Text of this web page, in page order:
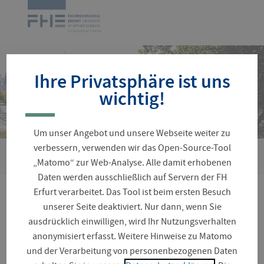
sind
hier:
Fakultäten und Fachrichtungen › Landschaftsarchitektur,
Standort Leipziger Straße
Unser Außenstandort umfasst ein ca. 11 ha großes
Ihre Privatsphäre ist uns
wichtig!
Um unser Angebot und unsere Webseite weiter zu
verbessern, verwenden wir das Open-Source-Tool
„Matomo“ zur Web-Analyse. Alle damit erhobenen
Daten werden ausschließlich auf Servern der FH
Erfurt verarbeitet. Das Tool ist beim ersten Besuch
unserer Seite deaktiviert. Nur dann, wenn Sie
ausdrücklich einwilligen, wird Ihr Nutzungsverhalten
anonymisiert erfasst. Weitere Hinweise zu Matomo
und der Verarbeitung von personenbezogenen Daten